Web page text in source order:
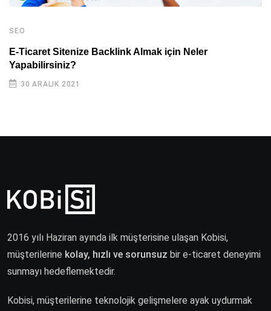
SEO
E-Ticaret Sitenize Backlink Almak için Neler
Yapabilirsiniz?
30 ARALIK 2021
2016 yılı Haziran ayında ilk müşterisine ulaşan Kobisi,
müşterilerine kolay, hızlı ve sorunsuz bir e-ticaret deneyimi
sunmayı hedeflemektedir.
Kobisi, müşterilerine teknolojik gelişmelere ayak uydurmak